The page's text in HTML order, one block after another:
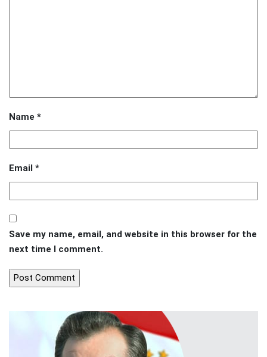
Name *
Email *
Save my name, email, and website in this browser for the
next time I comment.